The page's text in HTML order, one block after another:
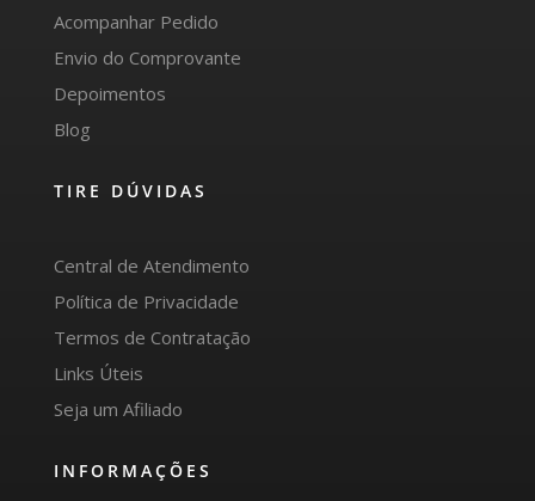
Acompanhar Pedido
Envio do Comprovante
Depoimentos
Blog
TIRE DÚVIDAS
Central de Atendimento
Política de Privacidade
Termos de Contratação
Links Úteis
Seja um Afiliado
INFORMAÇÕES